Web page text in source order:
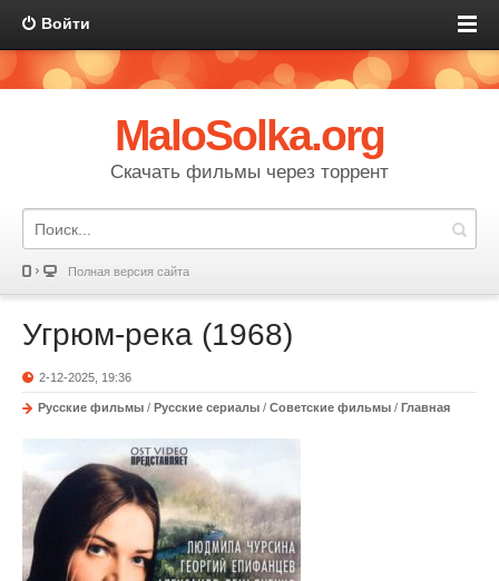
Войти
MaloSolka.org
Скачать фильмы через торрент
Полная версия сайта
Угрюм-река (1968)
2-12-2025, 19:36
Русские фильмы / Русские сериалы / Советские фильмы / Главная